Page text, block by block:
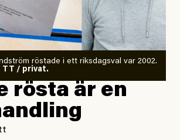
enkel regel inom alla politiska
misstänkta infiltratörer:
på att de är infiltratörer, och då
det så fort det bara går för att skydda
har en inga bevis, bara misstankar,
diskret, just för att inte skapa
röstade i ett riksdagsval var 2002.
TT / privat.
rösta är en